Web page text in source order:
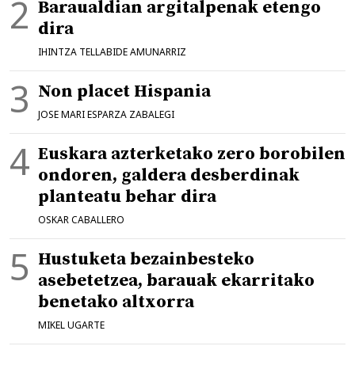
Baraualdian argitalpenak etengo
dira
IHINTZA TELLABIDE AMUNARRIZ
Non placet Hispania
JOSE MARI ESPARZA ZABALEGI
Euskara azterketako zero borobilen
ondoren, galdera desberdinak
planteatu behar dira
OSKAR CABALLERO
Hustuketa bezainbesteko
asebetetzea, barauak ekarritako
benetako altxorra
MIKEL UGARTE